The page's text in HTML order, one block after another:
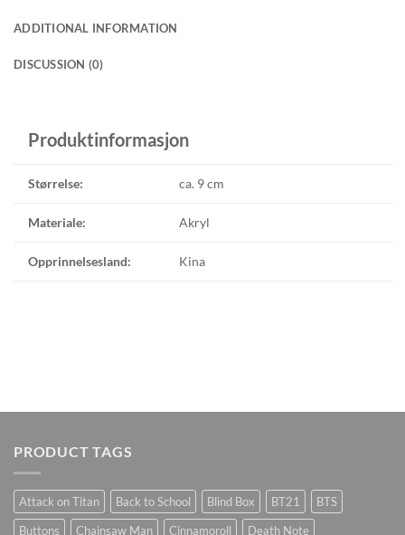
ADDITIONAL INFORMATION
DISCUSSION (0)
Produktinformasjon
Størrelse: ca. 9 cm
Materiale: Akryl
Opprinnelsesland: Kina
PRODUCT TAGS
Attack on Titan Back to School Blind Box BT21
BTS
Buttons
Chainsaw Man Cinnamoroll
Death Note